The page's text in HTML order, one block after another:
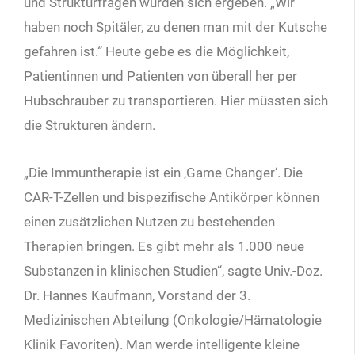
haben noch Spitäler, zu denen man mit der Kutsche
gefahren ist.“ Heute gebe es die Möglichkeit,
Patientinnen und Patienten von überall her per
Hubschrauber zu transportieren. Hier müssten sich
die Strukturen ändern.
„Die Immuntherapie ist ein ‚Game Changer‘. Die
CAR-T-Zellen und bispezifische Antikörper können
einen zusätzlichen Nutzen zu bestehenden
Therapien bringen. Es gibt mehr als 1.000 neue
Substanzen in klinischen Studien“, sagte Univ.-Doz.
Dr. Hannes Kaufmann, Vorstand der 3.
Medizinischen Abteilung (Onkologie/Hämatologie
Klinik Favoriten). Man werde intelligente kleine